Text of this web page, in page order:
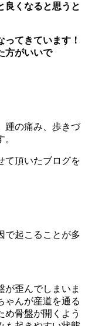
良くなると思うと
てきています！
方がいいで
踵の痛み、歩きづ
て頂いたブログを
で起こることが多
が歪んでしまいま
ゃんが産道を通る
め骨盤が開くよう